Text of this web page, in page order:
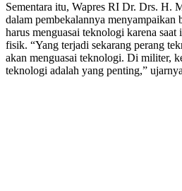
Sementara itu, Wapres RI Dr. Drs. H.
dalam pembekalannya
harus menguasai teknologi karena
fisik. “Yang terjadi sekarang perang
akan menguasai teknologi. Di militer,
teknologi adalah yang penting,”